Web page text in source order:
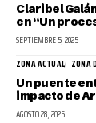
Claribel
en “Un
SEPTIEMBRE 5, 2025
ZONA ACTUAL ZONA
Un puente
impacto de
AGOSTO 28, 2025